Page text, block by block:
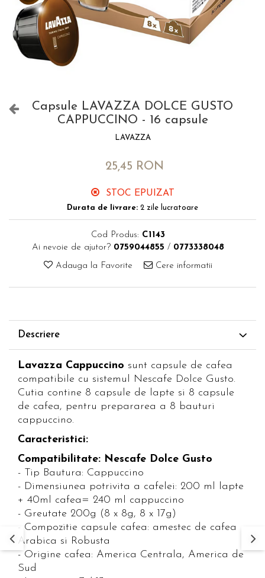
Capsule LAVAZZA DOLCE GUSTO
CAPPUCCINO - 16 capsule
LAVAZZA
25,45 RON
STOC EPUIZAT
Durata de livrare: 2 zile lucratoare
Cod Produs: C1143
Ai nevoie de ajutor? 0759044855 / 0773338048
Adauga la Favorite Cere informatii
Descriere
Lavazza Cappuccino sunt capsule de cafea
compatibile cu sistemul Nescafe Dolce Gusto.
Cutia contine 8 capsule de lapte si 8 capsule
de cafea, pentru prepararea a 8 bauturi
cappuccino.
Caracteristici:
Compatibilitate: Nescafe Dolce Gusto
- Tip Bautura: Cappuccino
- Dimensiunea potrivita a cafelei: 200 ml lapte
+ 40ml cafea= 240 ml cappuccino
- Greutate 200g (8 x 8g, 8 x 17g)
- Compozitie capsule cafea: amestec de cafea
Arabica si Robusta
- Origine cafea: America Centrala, America de
Sud